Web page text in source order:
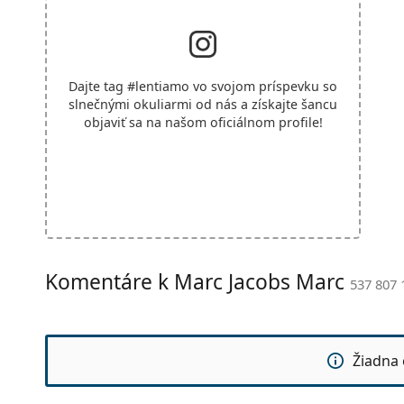
Dajte tag #lentiamo vo svojom príspevku so
slnečnými okuliarmi od nás a získajte šancu
objaviť sa na našom oficiálnom profile!
Komentáre k Marc Jacobs Marc 537 807
Žiadna